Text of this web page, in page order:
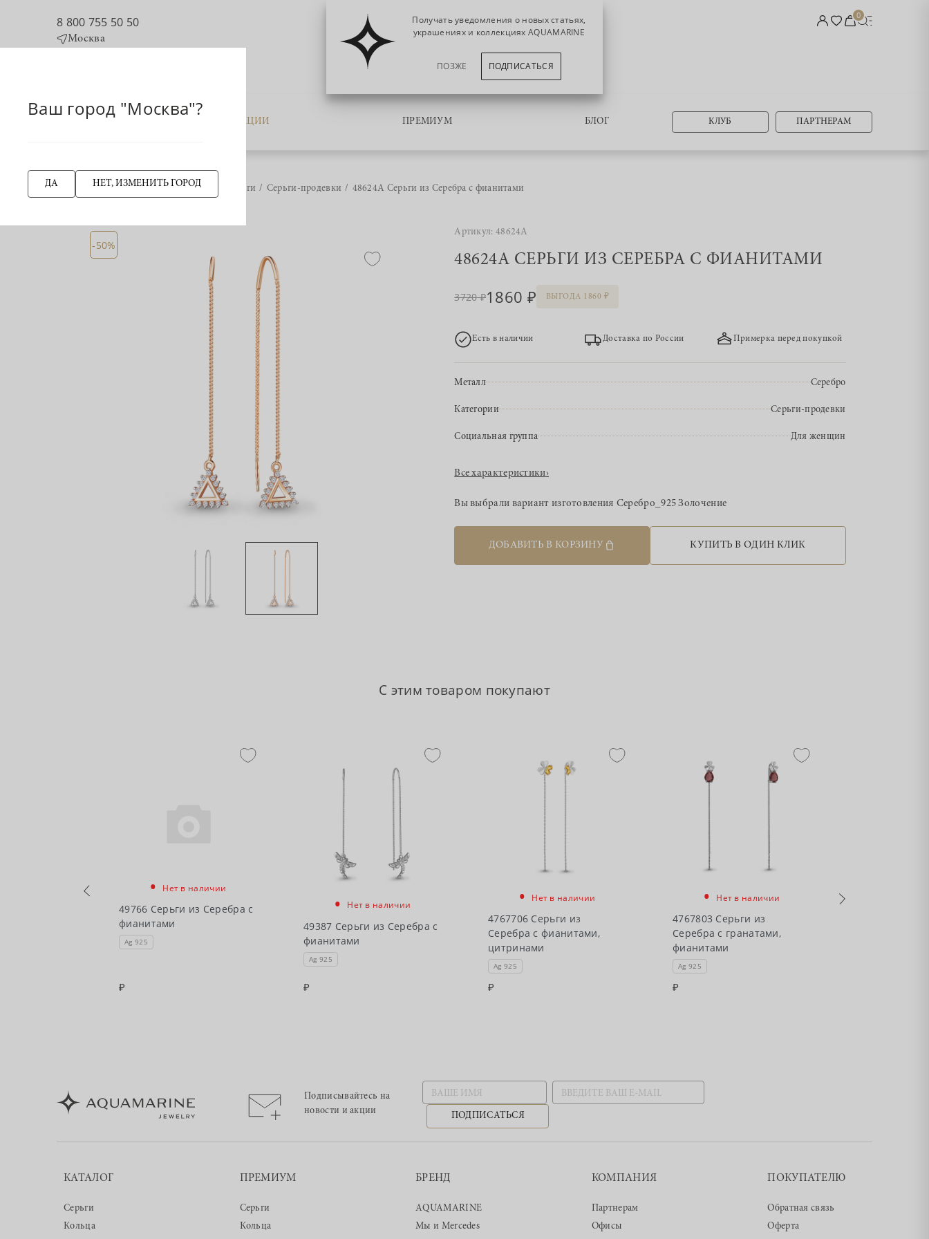
8 800 755 50 50
Москва
0
КАТАЛОГ АКЦИИ ПРЕМИУМ БЛОГ КЛУБ ПАРТНЕРАМ
НАЗАД Главная страница Серьги Серьги-продевки 48624А Серьги из Серебра с фианитами
-50%
Артикул: 48624А
48624А СЕРЬГИ ИЗ СЕРЕБРА С ФИАНИТАМИ
3720 1860 ВЫГОДА 1860
Есть в наличии Доставка по России Примерка перед покупкой
Металл Серебро
Категории Серьги-продевки
Социальная группа Для женщин
Все характеристики›
Вы выбрали вариант изготовления Серебро_925 Золочение
ДОБАВИТЬ В КОРЗИНУ КУПИТЬ В ОДИН КЛИК
С этим товаром покупают
• Нет в наличии
49766 Серьги из Серебра с
фианитами
Ag 925
• Нет в наличии
49387 Серьги из Серебра с
фианитами
Ag 925
• Нет в наличии
4767706 Серьги из
Серебра с фианитами,
цитринами
Ag 925
• Нет в наличии
4767803 Серьги из
Серебра с гранатами,
фианитами
Ag 925
Подписывайтесь на
новости и акции
ПОДПИСАТЬСЯ
КАТАЛОГ
Серьги
Кольца
ПРЕМИУМ
Серьги
Кольца
БРЕНД
AQUAMARINE
Мы и Mercedes
КОМПАНИЯ
Партнерам
Офисы
ПОКУПАТЕЛЮ
Обратная связь
Оферта
Ваш город "Москва"?
ДА НЕТ, ИЗМЕНИТЬ ГОРОД
Получать уведомления о новых статьях,
украшениях и коллекциях AQUAMARINE
ПОЗЖЕ ПОДПИСАТЬСЯ